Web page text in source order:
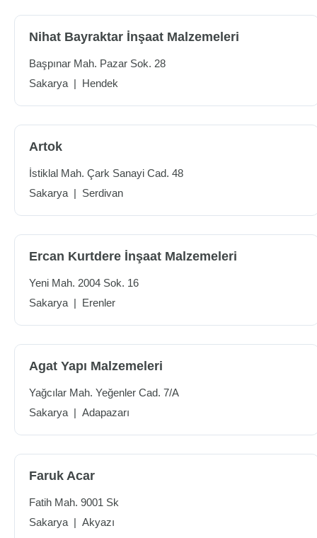
Nihat Bayraktar İnşaat Malzemeleri
Başpınar Mah. Pazar Sok. 28
Sakarya | Hendek
Artok
İstiklal Mah. Çark Sanayi Cad. 48
Sakarya | Serdivan
Ercan Kurtdere İnşaat Malzemeleri
Yeni Mah. 2004 Sok. 16
Sakarya | Erenler
Agat Yapı Malzemeleri
Yağcılar Mah. Yeğenler Cad. 7/A
Sakarya | Adapazarı
Faruk Acar
Fatih Mah. 9001 Sk
Sakarya | Akyazı